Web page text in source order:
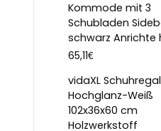
Kommode mit 3
Schubladen
schwarz Anrichte
65,11€
vidaXL Schuhregal
Hochglanz-Weiß
102x36x60 cm
Holzwerkstoff